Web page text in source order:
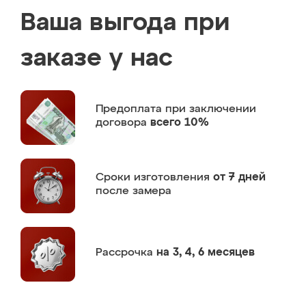
Ваша выгода при
заказе у нас
Предоплата при заключении
договора всего 10%
Сроки изготовления от 7 дней
после замера
Рассрочка на 3, 4, 6 месяцев